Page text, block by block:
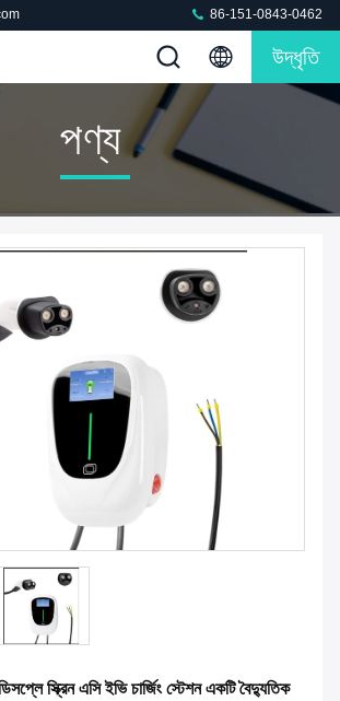
86-151-0843-0462
উদ্ধৃতি
পণ্য
স্ক্রিন এসি ইভি চার্জিং স্টেশন একটি বৈদ্যুতিক